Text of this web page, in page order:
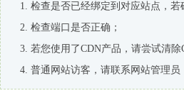
检查是否已经绑定到对应站点，
检查端口是否正确；
若您使用了CDN产品，请尝试清除
普通网站访客，请联系网站管理员